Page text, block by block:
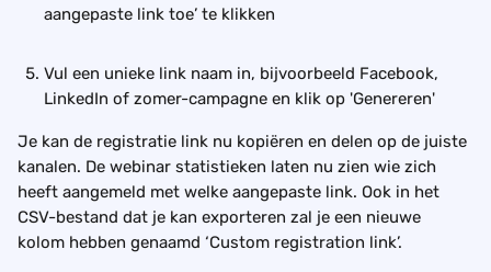
aangepaste link toe’ te klikken
Vul een unieke link naam in, bijvoorbeeld Facebook,
LinkedIn of zomer-campagne en klik op 'Genereren'
Je kan de registratie link nu kopiëren en delen op de juiste
kanalen. De webinar statistieken laten nu zien wie zich
heeft aangemeld met welke aangepaste link. Ook in het
CSV-bestand dat je kan exporteren zal je een nieuwe
kolom hebben genaamd ‘Custom registration link’.